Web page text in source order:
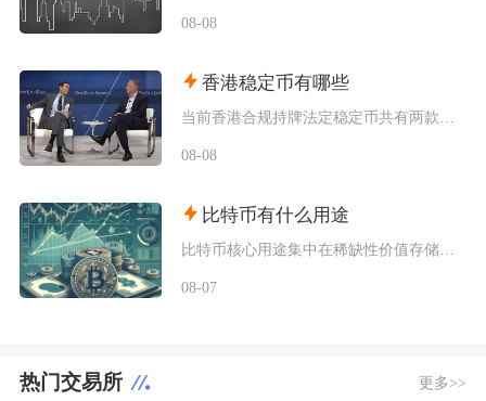
08-08
香港稳定币有哪些
08-08
比特币有什么用途
08-07
热门交易所 更多>>